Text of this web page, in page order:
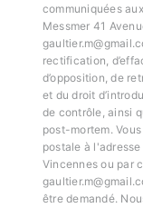
communiquées
Messmer 41
rectification,
d’opposition, de
et du droit
de contrôle, ainsi
post-mortem.
postale à
Vincennes ou par
être demandé.